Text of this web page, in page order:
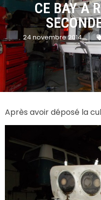
CE BAY A
24 novembre 2014
Après avoir déposé la